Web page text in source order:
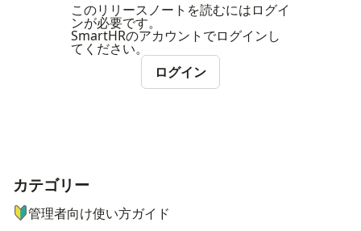
このリリースノートを読むにはログイ
ンが必要です。
SmartHRのアカウントでログインし
てください。
ログイン
ナビゲーションメニュー
カテゴリー
管理者向け使い方ガイド